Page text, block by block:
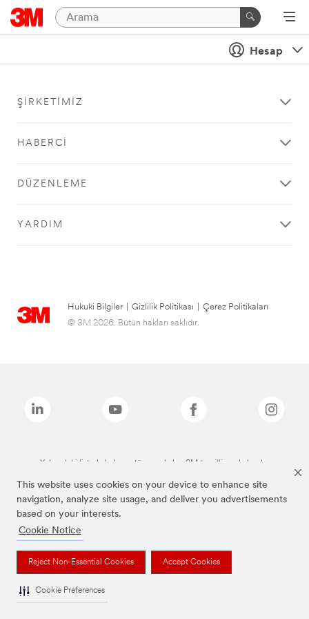
This website uses cookies on your device to enhance site
navigation, analyze site usage, and deliver you advertisements
based on your interests.
Cookie Notice
Reject Non-Essential Cookies Accept Cookies
Cookie Preferences
Hesap
ŞIRKETIMIZ
HABERCI
DÜZENLEME
YARDIM
Hukuki Bilgiler Gizlilik Politikası
Çerez Politikaları
© 3M 2026. Bütün hakları saklıdır.
Yukarıdaki listede bulunan tüm markalar, 3M tescilli markalarıdır.